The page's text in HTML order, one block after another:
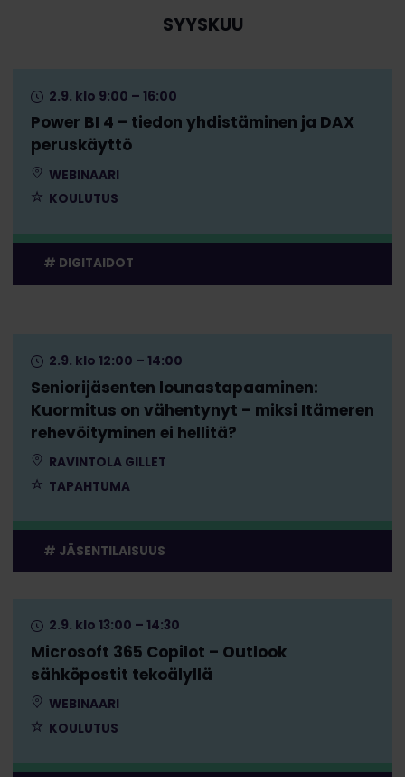
SYYSKUU
Power BI 4 – tiedon yhdistäminen ja DAX
peruskäyttö
2.9. klo 9:00 – 16:00
WEBINAARI
KOULUTUS
DIGITAIDOT
Seniorijäsenten lounastapaaminen:
Kuormitus on vähentynyt – miksi Itämeren
rehevöityminen ei hellitä?
2.9. klo 12:00 – 14:00
RAVINTOLA GILLET
TAPAHTUMA
JÄSENTILAISUUS
Microsoft 365 Copilot – Outlook
sähköpostit tekoälyllä
2.9. klo 13:00 – 14:30
WEBINAARI
KOULUTUS